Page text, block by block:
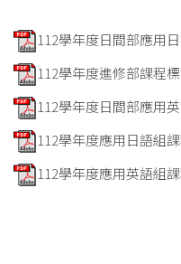
112學年度日間部應用
112學年度進修部課程
112學年度日間部應用
112學年度應用日語組
112學年度應用英語組